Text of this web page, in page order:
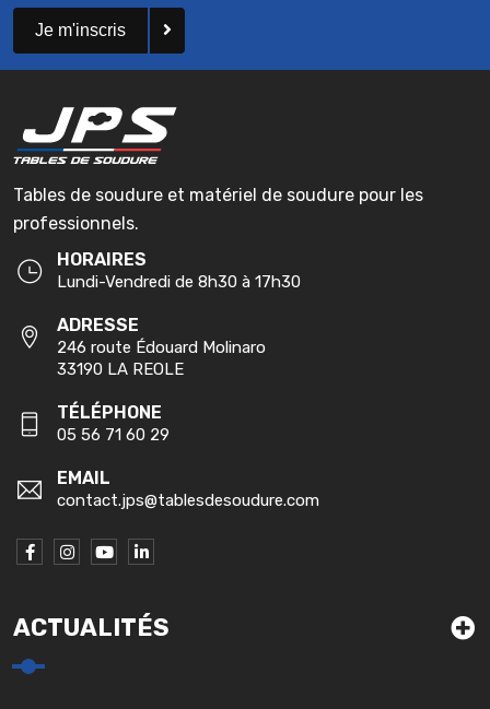
Je m'inscris
Tables de soudure et matériel de soudure pour les
professionnels.
HORAIRES
Lundi-Vendredi de 8h30 à 17h30
ADRESSE
246 route Édouard Molinaro
33190 LA REOLE
TÉLÉPHONE
05 56 71 60 29
EMAIL
contact.jps@tablesdesoudure.com
ACTUALITÉS